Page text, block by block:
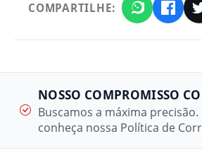
COMPARTILHE:
NOSSO COMPROMISSO
Buscamos a máxima
conheça nossa Política de